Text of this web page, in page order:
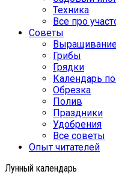
Техника
Все про
Советы
Грибы
Грядки
Календарь
Обрезка
Полив
Праздники
Удобрения
Все советы
Опыт читателей
Лунный календарь